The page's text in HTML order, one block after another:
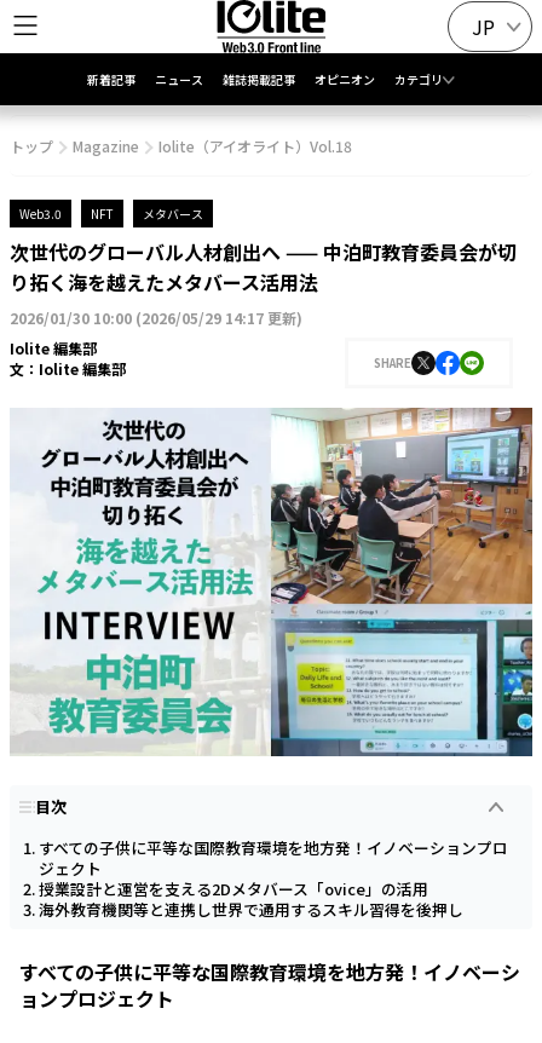
JP
新着記事 ニュース 雑誌掲載記事 オピニオン カテゴリ
トップ Magazine Iolite（アイオライト）Vol.18
Web3.0 NFT メタバース
次世代のグローバル人材創出へ —— 中泊町教育委員会が切
り拓く海を越えたメタバース活用法
2026/01/30 10:00 (2026/05/29 14:17 更新)
Iolite 編集部
文： Iolite 編集部 SHARE
目次
すべての子供に平等な国際教育環境を地方発！イノベーションプロ
ジェクト
授業設計と運営を支える2Dメタバース「ovice」の活用
海外教育機関等と連携し世界で通用するスキル習得を後押し
すべての子供に平等な国際教育環境を地方発！イノベーシ
ョンプロジェクト